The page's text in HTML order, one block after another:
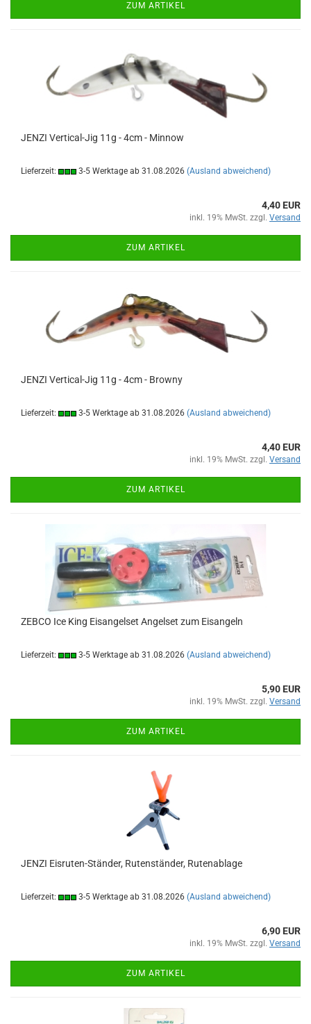
ZUM ARTIKEL
JENZI Vertical-Jig 11g - 4cm - Minnow
Lieferzeit: 3-5 Werktage ab 31.08.2026 (Ausland abweichend)
4,40 EUR
inkl. 19% MwSt. zzgl. Versand
ZUM ARTIKEL
JENZI Vertical-Jig 11g - 4cm - Browny
Lieferzeit: 3-5 Werktage ab 31.08.2026 (Ausland abweichend)
4,40 EUR
inkl. 19% MwSt. zzgl. Versand
ZUM ARTIKEL
ZEBCO Ice King Eisangelset Angelset zum Eisangeln
Lieferzeit: 3-5 Werktage ab 31.08.2026 (Ausland abweichend)
5,90 EUR
inkl. 19% MwSt. zzgl. Versand
ZUM ARTIKEL
JENZI Eisruten-Ständer, Rutenständer, Rutenablage
Lieferzeit: 3-5 Werktage ab 31.08.2026 (Ausland abweichend)
6,90 EUR
inkl. 19% MwSt. zzgl. Versand
ZUM ARTIKEL